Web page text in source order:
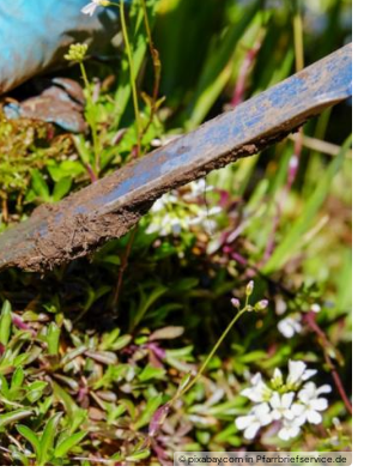
© pixabay.com in Pfarrbriefservice.de